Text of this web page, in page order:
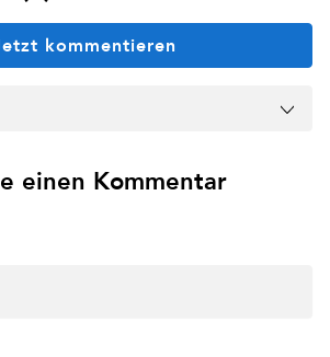
kommentieren
einen Kommentar